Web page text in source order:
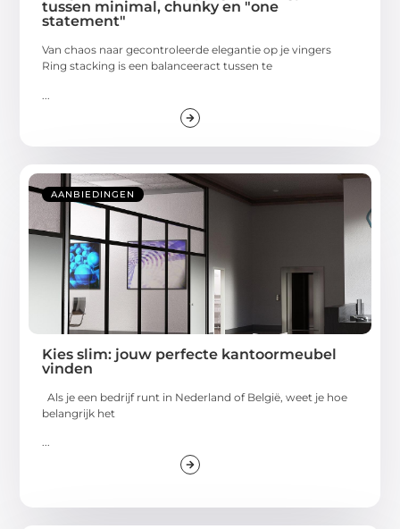
tussen minimal, chunky en "one
statement"
Van chaos naar gecontroleerde elegantie op je vingers
Ring stacking is een balanceeract tussen te
AANBIEDINGEN
Kies slim: jouw perfecte kantoormeubel
vinden
Als je een bedrijf runt in Nederland of België, weet je hoe
belangrijk het
...